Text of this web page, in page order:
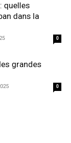
quelles
dans la
0
grandes
0